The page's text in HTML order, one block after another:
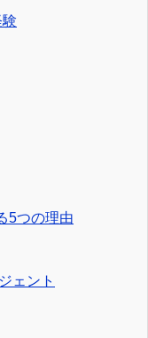
5つの理由
ェント